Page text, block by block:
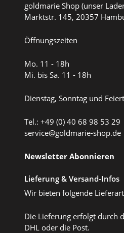
goldmarie Shop (unser
Marktstr. 145, 20357
Öffnungszeiten
Mo. 11 - 18h
Mi. bis Sa. 11 - 18h
Dienstag, Sonntag und
Tel.: +49 (0) 40 68 98 53 29
service@goldmarie-shop.de
Newsletter Abonnieren
Lieferung & Versand-Infos
Wir bieten folgende
Die Lieferung erfolgt durch
DHL oder die Post.